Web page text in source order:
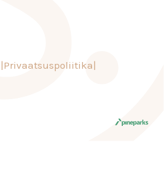
Privaatsuspoliitika